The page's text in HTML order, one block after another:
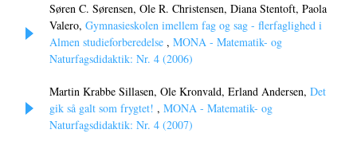
Søren C. Sørensen, Ole R. Christensen, Diana Stentoft, Paola
Valero, Gymnasieskolen imellem fag og sag - flerfaglighed i
Almen studieforberedelse , MONA - Matematik- og
Naturfagsdidaktik: Nr. 4 (2006)
Martin Krabbe Sillasen, Ole Kronvald, Erland Andersen, Det
gik så galt som frygtet! , MONA - Matematik- og
Naturfagsdidaktik: Nr. 4 (2007)